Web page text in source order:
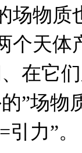
场物质
个天体
在它
”场物
力”。